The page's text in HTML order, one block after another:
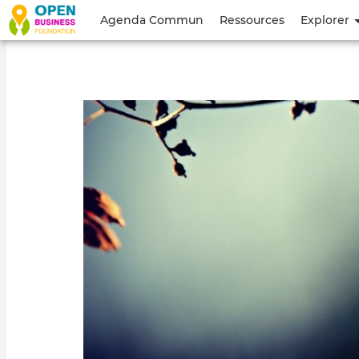
Menu
du
l'utilisateur
Agenda Commun Ressources Explorer